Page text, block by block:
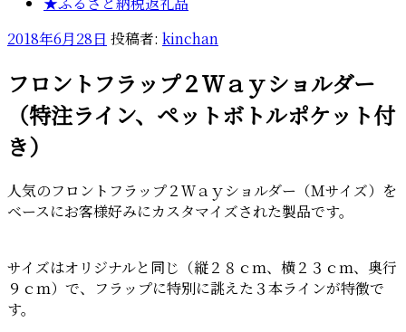
投
日:
2018年6月28日 投稿者: kinchan
フロントフラップ２Ｗａｙショルダー
（特注ライン、ペットボトルポケット付
き）
人気のフロントフラップ２Ｗａｙショルダー（Ｍサイズ）を
ベースにお客様好みにカスタマイズされた製品です。
サイズはオリジナルと同じ（縦２８ｃｍ、横２３ｃｍ、奥行
９ｃｍ）で、フラップに特別に誂えた３本ラインが特徴で
す。